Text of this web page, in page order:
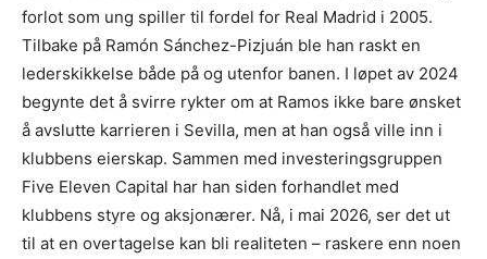
forlot som ung spiller til fordel for Real Madrid i 2005.
Tilbake på Ramón Sánchez-Pizjuán ble han raskt en
lederskikkelse både på og utenfor banen. I løpet av 2024
begynte det å svirre rykter om at Ramos ikke bare ønsket
å avslutte karrieren i Sevilla, men at han også ville inn i
klubbens eierskap. Sammen med investeringsgruppen
Five Eleven Capital har han siden forhandlet med
klubbens styre og aksjonærer. Nå, i mai 2026, ser det ut
til at en overtagelse kan bli realiteten – raskere enn noen